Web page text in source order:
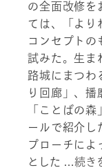
の全面改修を
ては、「より
コンセプトの
試みた。生ま
路城にまつわ
り回廊」、播
「ことばの
ールで紹介し
プローチによ
とした …続き